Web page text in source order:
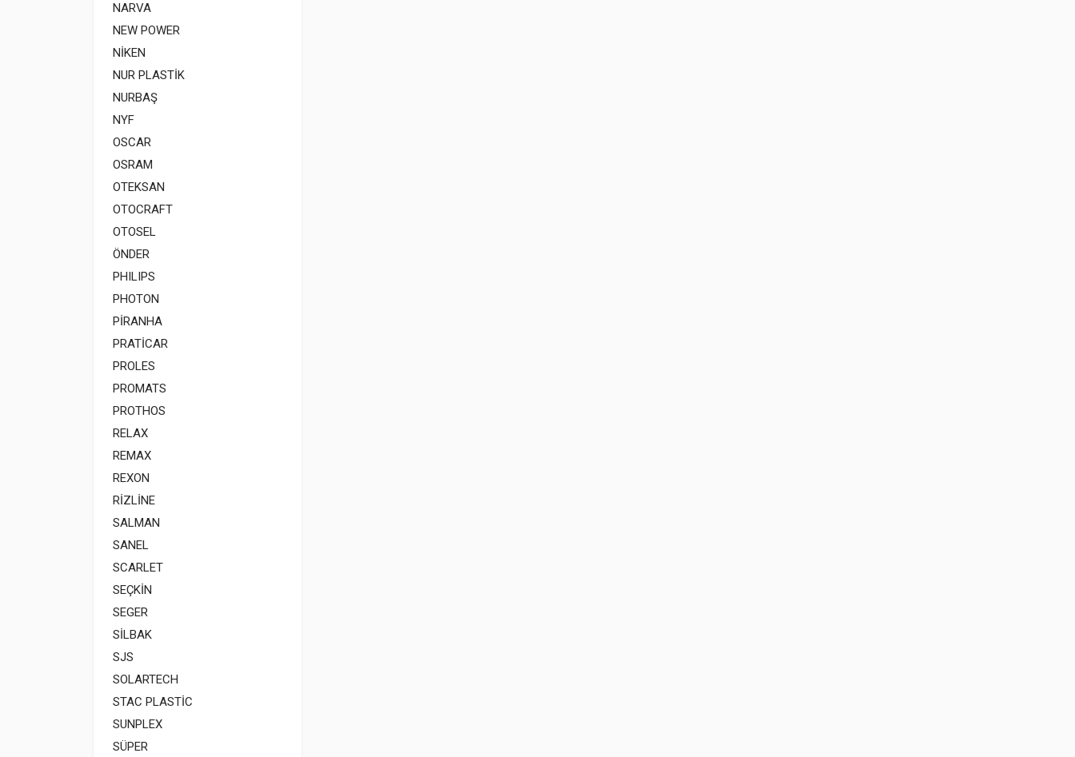
NARVA
NEW POWER
NİKEN
NUR PLASTİK
NURBAŞ
NYF
OSCAR
OSRAM
OTEKSAN
OTOCRAFT
OTOSEL
ÖNDER
PHILIPS
PHOTON
PİRANHA
PRATİCAR
PROLES
PROMATS
PROTHOS
RELAX
REMAX
REXON
RİZLİNE
SALMAN
SANEL
SCARLET
SEÇKİN
SEGER
SİLBAK
SJS
SOLARTECH
STAC PLASTİC
SUNPLEX
SÜPER